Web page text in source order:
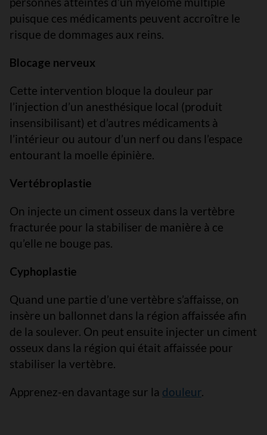
puisque ces médicaments peuvent accroître le
risque de dommages aux reins.
Blocage nerveux
Cette intervention bloque la douleur par
l’injection d’un anesthésique local (produit
insensibilisant) et d’autres médicaments à
l’intérieur ou autour d’un nerf ou dans l’espace
entourant la moelle épinière.
Vertébroplastie
On injecte un ciment osseux dans la vertèbre
fracturée pour la stabiliser de manière à ce
qu’elle ne bouge pas.
Cyphoplastie
Quand une partie d’une vertèbre s’affaisse, on
insère un ballonnet dans la région affaissée afin
de la soulever. On peut ensuite injecter un ciment
osseux dans la région qui était affaissée pour
stabiliser la vertèbre.
Apprenez-en davantage sur la douleur.